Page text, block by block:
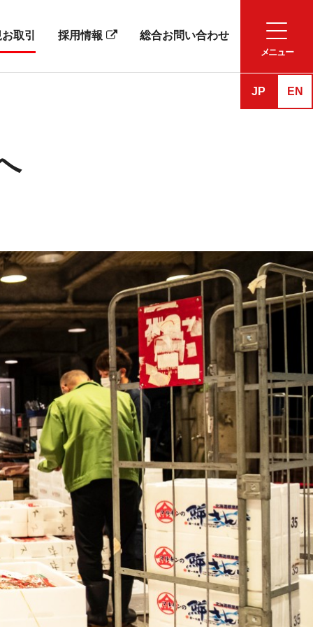
JP EN
取引 採用情報 総合お問い合わせ